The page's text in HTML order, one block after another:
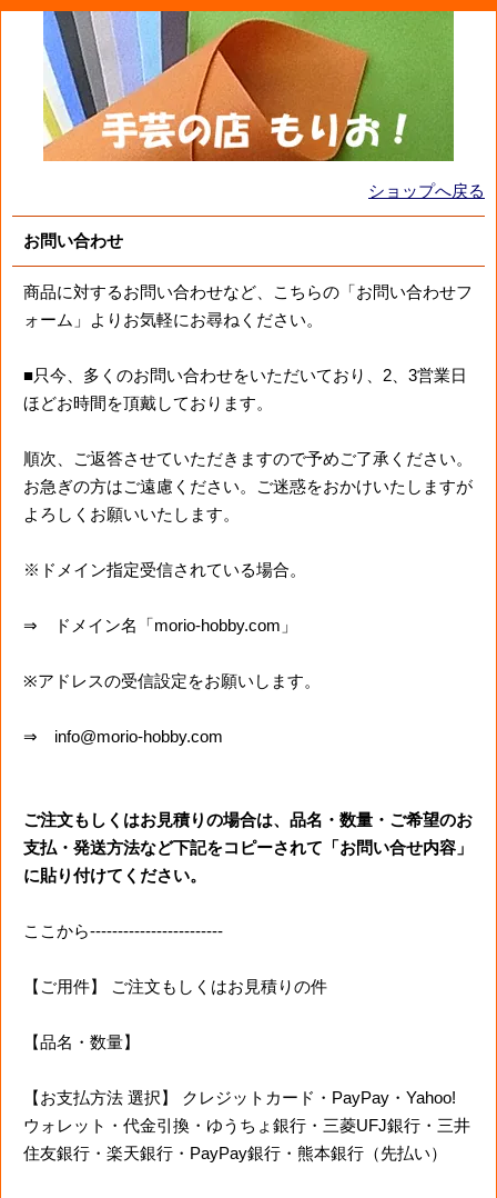
ショップへ戻る
お問い合わせ
商品に対するお問い合わせなど、こちらの「お問い合わせフ
ォーム」よりお気軽にお尋ねください。
■只今、多くのお問い合わせをいただいており、2、3営業日
ほどお時間を頂戴しております。
順次、ご返答させていただきますので予めご了承ください。
お急ぎの方はご遠慮ください。ご迷惑をおかけいたしますが
よろしくお願いいたします。
※ドメイン指定受信されている場合。
⇒ ドメイン名「morio-hobby.com」
※アドレスの受信設定をお願いします。
⇒ info@morio-hobby.com
ご注文もしくはお見積りの場合は、品名・数量・ご希望のお
支払・発送方法など下記をコピーされて「お問い合せ内容」
に貼り付けてください。
ここから------------------------
【ご用件】 ご注文もしくはお見積りの件
【品名・数量】
【お支払方法 選択】 クレジットカード・PayPay・Yahoo!
ウォレット・代金引換・ゆうちょ銀行・三菱UFJ銀行・三井
住友銀行・楽天銀行・PayPay銀行・熊本銀行（先払い）